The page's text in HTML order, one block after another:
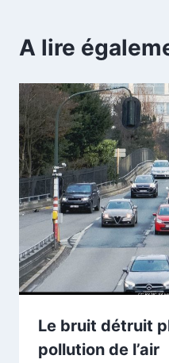
A lire
Le bruit détruit
pollution de l’air